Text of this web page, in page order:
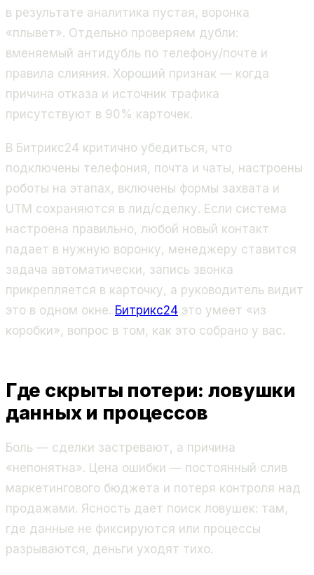
в результате аналитика пустая, воронка
«плывет». Отдельно проверяем дубли:
вменяемый антидубль по телефону/почте и
правила слияния. Хороший признак — когда
причина отказа и источник трафика
присутствуют в 90% карточек.
В Битрикс24 критично убедиться, что
подключены телефония, почта и чаты, настроены
роботы на этапах, включены формы захвата и
UTM сохраняются в лид/сделку. Если система
настроена правильно, любой новый контакт
падает в нужную воронку, менеджеру ставится
задача автоматически, запись звонка
прикрепляется в карточку, а руководитель видит
это в одном окне. Битрикс24 это умеет «из
коробки», вопрос в том, как это собрано у вас.
Где скрыты потери: ловушки
данных и процессов
Боль — сделки застревают, а причина
«непонятна». Цена ошибки — постоянный слив
маркетингового бюджета и потеря контроля над
продажами. Ясность дает поиск ловушек: там,
где данные не фиксируются или процессы
разрываются, деньги уходят тихо.